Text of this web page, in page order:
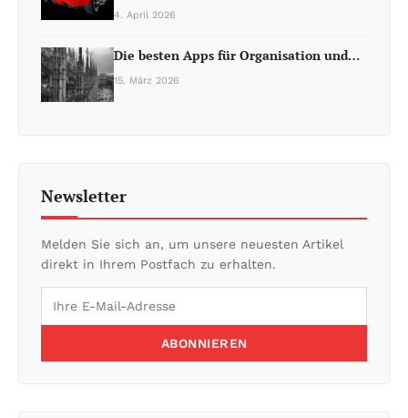
4. April 2026
Die besten Apps für Organisation und…
15. März 2026
Newsletter
Melden Sie sich an, um unsere neuesten Artikel
direkt in Ihrem Postfach zu erhalten.
ABONNIEREN